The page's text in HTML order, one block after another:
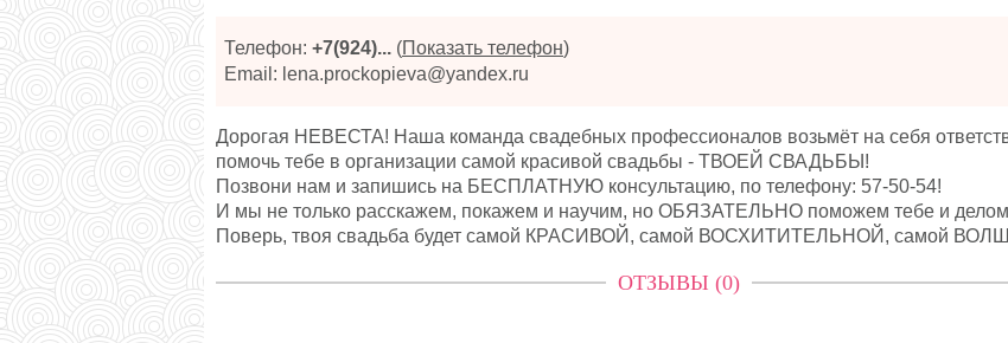
Телефон: +7(924)... (Показать телефон)
Email: lena.prockopieva@yandex.ru
Дорогая НЕВЕСТА! Наша команда свадебных профессионалов возьмёт на себя
помочь тебе в организации самой красивой свадьбы - ТВОЕЙ СВАДЬБЫ!
Позвони нам и запишись на БЕСПЛАТНУЮ консультацию, по телефону: 57-50-54!
И мы не только расскажем, покажем и научим, но ОБЯЗАТЕЛЬНО поможем тебе и
Поверь, твоя свадьба будет самой КРАСИВОЙ, самой ВОСХИТИТЕЛЬНОЙ, самой
ОТЗЫВЫ (0)